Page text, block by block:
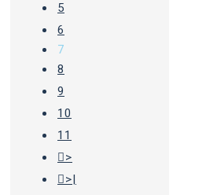
5
6
7
8
9
10
11
>
>|